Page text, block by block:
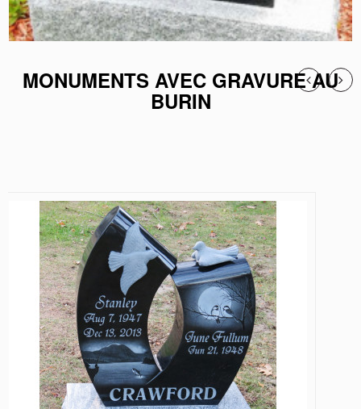
MONUMENTS AVEC GRAVURE AU
BURIN